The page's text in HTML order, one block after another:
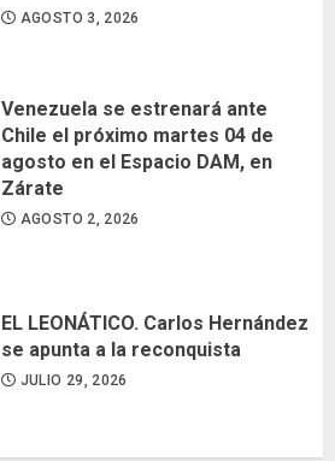
AGOSTO 3, 2026
Venezuela se estrenará ante
Chile el próximo martes 04 de
agosto en el Espacio DAM, en
Zárate
AGOSTO 2, 2026
EL LEONÁTICO. Carlos Hernández
se apunta a la reconquista
JULIO 29, 2026